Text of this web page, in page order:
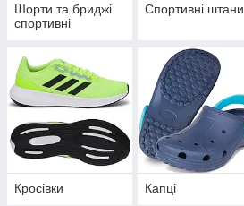
Шорти та бриджі
спортивні
Спортивні штани
Кросівки Капці